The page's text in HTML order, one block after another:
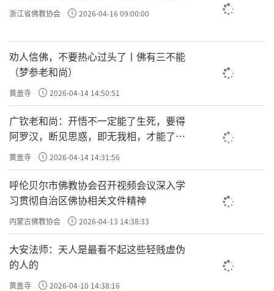
所以，取相忏其实是修禅定才能忏得了的，如果
第三种是无生忏
“无生”是说，这个法是不成立的。从实相角度来
了而已，实相并不因此就丢掉了。
因此，无生忏一定要有正见和智慧才忏得了。
如果一个人修了高明的方法，两秒钟就可以忏清
浙江省佛教协会 2026-04-16 09:00:00
劝人信佛，不要热心过头了丨佛有三不能
（梦参老和尚）
黄盖寺 2026-04-14 14:50:51
广钦老和尚：开悟不一定能了生死，要得
阿罗汉，断见思惑，即无我相，才能了生
死
黄盖寺 2026-04-14 14:31:56
呼伦贝尔市佛教协会召开视频会议深入学
习贯彻自治区佛协相关文件精神
内蒙古佛教协会 2026-04-13 14:38:33
大安法师：天人是最看不起这些轻贱虚伪
的人的
黄盖寺 2026-04-10 14:38:16